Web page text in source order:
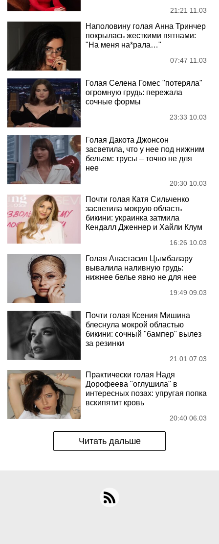
21:21 11.03
Наполовину голая Анна Тринчер
покрылась жесткими пятнами:
"На меня на*рала…"
07:47 11.03
Голая Селена Гомес "потеряла"
огромную грудь: пережала
сочные формы
23:33 10.03
Голая Дакота Джонсон
засветила, что у нее под нижним
бельем: трусы – точно не для
нее
20:30 10.03
Почти голая Катя Сильченко
засветила мокрую область
бикини: украинка затмила
Кендалл Дженнер и Хайли Клум
16:26 10.03
Голая Анастасия Цымбалару
вывалила наливную грудь:
нижнее белье явно не для нее
19:49 09.03
Почти голая Ксения Мишина
блеснула мокрой областью
бикини: сочный "бампер" вылез
за резинки
21:01 07.03
Практически голая Надя
Дорофеева "оглушила" в
интересных позах: упругая попка
вскипятит кровь
20:40 06.03
Читать дальше